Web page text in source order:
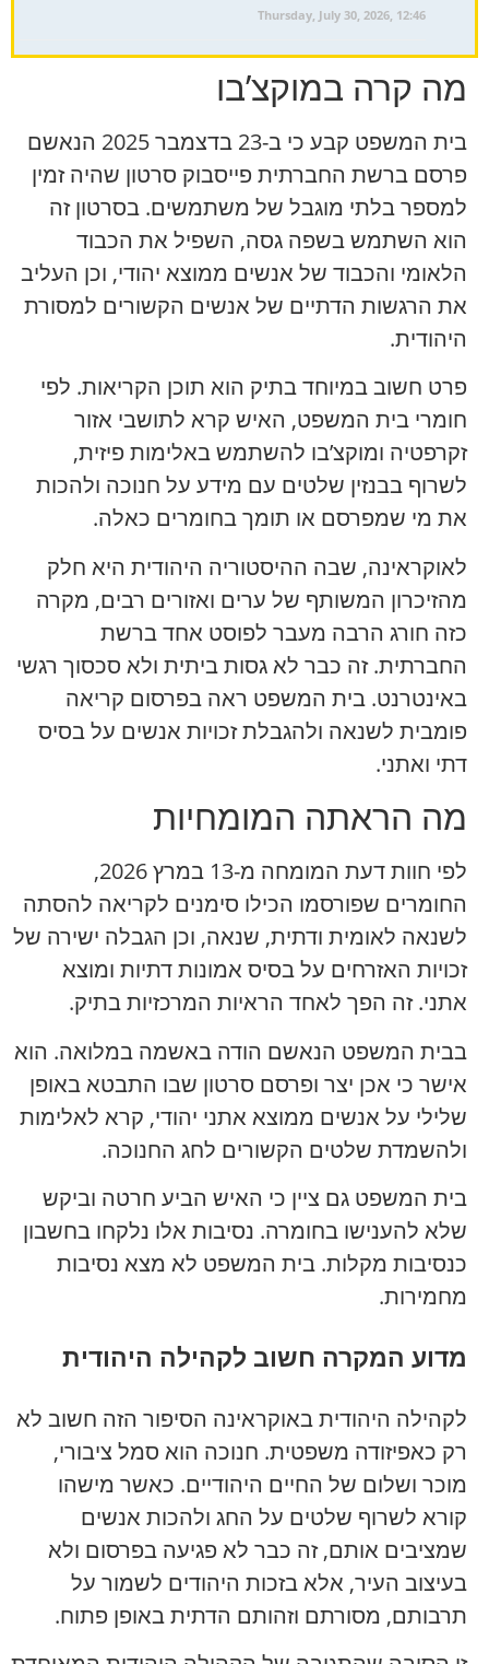
Thursday, July 30, 2026, 12:46
מה קרה במוקצ’בו
בית המשפט קבע כי ב-23 בדצמבר 2025 הנאשם
פרסם ברשת החברתית פייסבוק סרטון שהיה זמין
למספר בלתי מוגבל של משתמשים. בסרטון זה
הוא השתמש בשפה גסה, השפיל את הכבוד
הלאומי והכבוד של אנשים ממוצא יהודי, וכן העליב
את הרגשות הדתיים של אנשים הקשורים למסורת
היהודית.
פרט חשוב במיוחד בתיק הוא תוכן הקריאות. לפי
חומרי בית המשפט, האיש קרא לתושבי אזור
זקרפטיה ומוקצ’בו להשתמש באלימות פיזית,
לשרוף בבנזין שלטים עם מידע על חנוכה ולהכות
את מי שמפרסם או תומך בחומרים כאלה.
לאוקראינה, שבה ההיסטוריה היהודית היא חלק
מהזיכרון המשותף של ערים ואזורים רבים, מקרה
כזה חורג הרבה מעבר לפוסט אחד ברשת
החברתית. זה כבר לא גסות ביתית ולא סכסוך רגשי
באינטרנט. בית המשפט ראה בפרסום קריאה
פומבית לשנאה ולהגבלת זכויות אנשים על בסיס
דתי ואתני.
מה הראתה המומחיות
לפי חוות דעת המומחה מ-13 במרץ 2026,
החומרים שפורסמו הכילו סימנים לקריאה להסתה
לשנאה לאומית ודתית, שנאה, וכן הגבלה ישירה של
זכויות האזרחים על בסיס אמונות דתיות ומוצא
אתני. זה הפך לאחד הראיות המרכזיות בתיק.
בבית המשפט הנאשם הודה באשמה במלואה. הוא
אישר כי אכן יצר ופרסם סרטון שבו התבטא באופן
שלילי על אנשים ממוצא אתני יהודי, קרא לאלימות
ולהשמדת שלטים הקשורים לחג החנוכה.
בית המשפט גם ציין כי האיש הביע חרטה וביקש
שלא להענישו בחומרה. נסיבות אלו נלקחו בחשבון
כנסיבות מקלות. בית המשפט לא מצא נסיבות
מחמירות.
מדוע המקרה חשוב לקהילה היהודית
לקהילה היהודית באוקראינה הסיפור הזה חשוב לא
רק כאפיזודה משפטית. חנוכה הוא סמל ציבורי,
מוכר ושלום של החיים היהודיים. כאשר מישהו
קורא לשרוף שלטים על החג ולהכות אנשים
שמציבים אותם, זה כבר לא פגיעה בפרסום ולא
בעיצוב העיר, אלא בזכות היהודים לשמור על
תרבותם, מסורתם וזהותם הדתית באופן פתוח.